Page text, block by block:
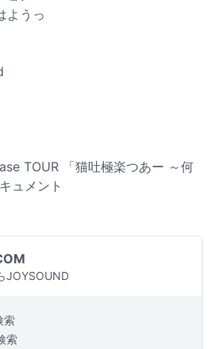
ようっ
TOUR 「猫吐極楽つあー ～何
ュメント
JOYSOUND
索
索